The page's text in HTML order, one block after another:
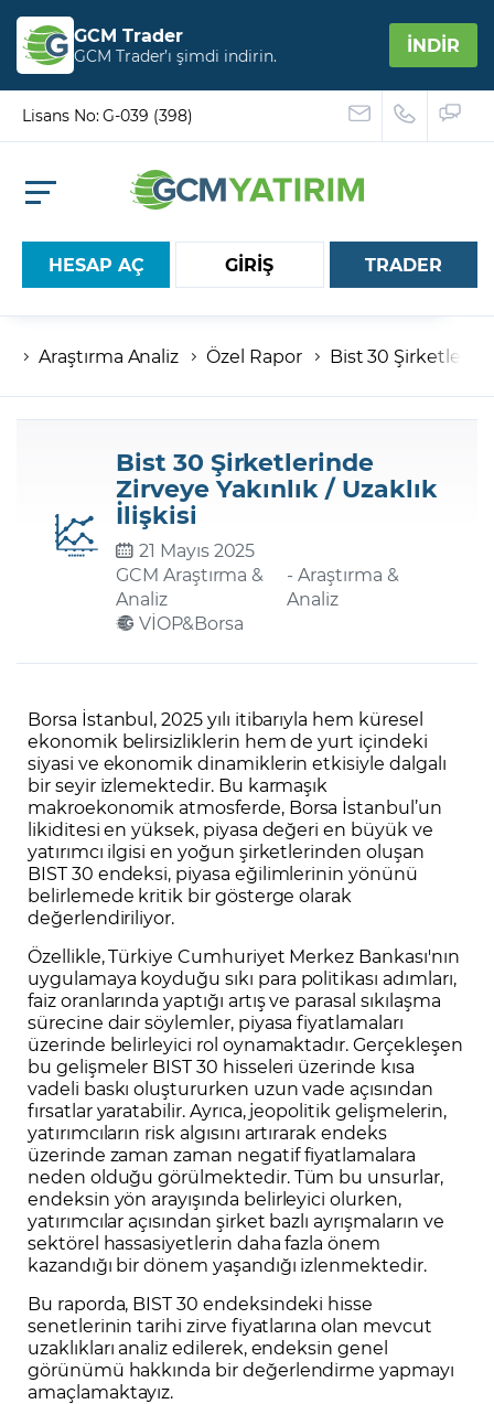
GCM Trader
GCM Trader’ı şimdi indirin. İNDİR
Lisans No: G-039 (398)
HESAP AÇ GİRİŞ
Hesap numaranız
Şifreniz
Şifremi Unuttum
TRADER
Araştırma Analiz Özel Rapor Bist 30
Bist 30 Şirketlerinde
Zirveye Yakınlık / Uzaklık
İlişkisi
21 Mayıs 2025
GCM Araştırma &
Analiz
- Araştırma &
Analiz
VİOP&Borsa
Borsa İstanbul, 2025 yılı itibarıyla hem küresel
ekonomik belirsizliklerin hem de yurt içindeki
siyasi ve ekonomik dinamiklerin etkisiyle dalgalı
bir seyir izlemektedir. Bu karmaşık
makroekonomik atmosferde, Borsa İstanbul’un
likiditesi en yüksek, piyasa değeri en büyük ve
yatırımcı ilgisi en yoğun şirketlerinden oluşan
BIST 30 endeksi, piyasa eğilimlerinin yönünü
belirlemede kritik bir gösterge olarak
değerlendiriliyor.
Özellikle, Türkiye Cumhuriyet Merkez Bankası'nın
uygulamaya koyduğu sıkı para politikası adımları,
faiz oranlarında yaptığı artış ve parasal sıkılaşma
sürecine dair söylemler, piyasa fiyatlamaları
üzerinde belirleyici rol oynamaktadır. Gerçekleşen
bu gelişmeler BIST 30 hisseleri üzerinde kısa
vadeli baskı oluştururken uzun vade açısından
fırsatlar yaratabilir. Ayrıca, jeopolitik gelişmelerin,
yatırımcıların risk algısını artırarak endeks
üzerinde zaman zaman negatif fiyatlamalara
neden olduğu görülmektedir. Tüm bu unsurlar,
endeksin yön arayışında belirleyici olurken,
yatırımcılar açısından şirket bazlı ayrışmaların ve
sektörel hassasiyetlerin daha fazla önem
kazandığı bir dönem yaşandığı izlenmektedir.
Bu raporda, BIST 30 endeksindeki hisse
senetlerinin tarihi zirve fiyatlarına olan mevcut
uzaklıkları analiz edilerek, endeksin genel
görünümü hakkında bir değerlendirme yapmayı
amaçlamaktayız.